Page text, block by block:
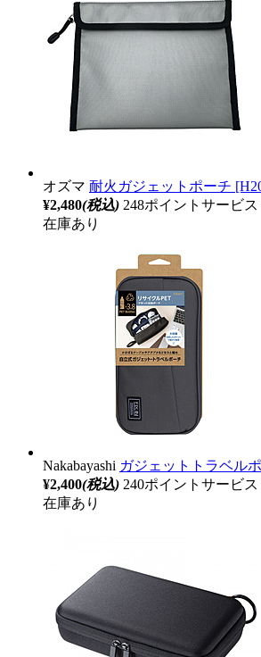
オズマ 耐火ガジェットポーチ
¥2,480(税込) 248ポイントサービス
在庫あり
Nakabayashi ガジェットトラベル
¥2,400(税込) 240ポイントサービス
在庫あり